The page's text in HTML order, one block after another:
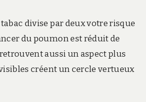
divise par deux votre risque
du poumon est réduit de
aussi un aspect plus
créent un cercle vertueux